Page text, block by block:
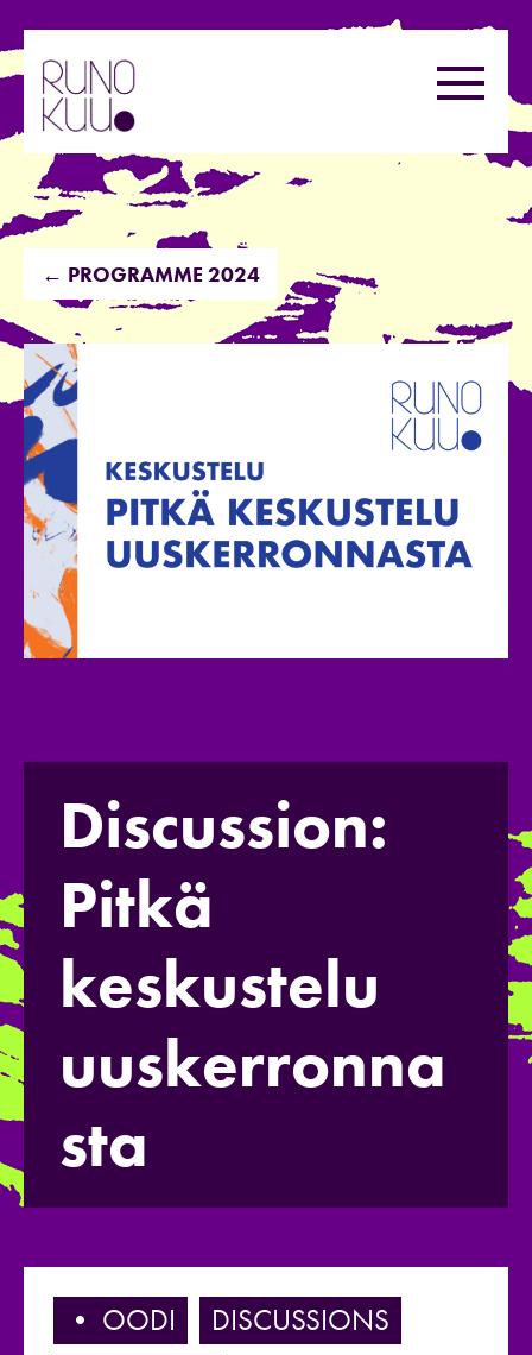
Skip
to
content
Menu
← PROGRAMME 2024
Discussion:
Pitkä
keskustelu
uuskerronna
sta
• OODI
DISCUSSIONS